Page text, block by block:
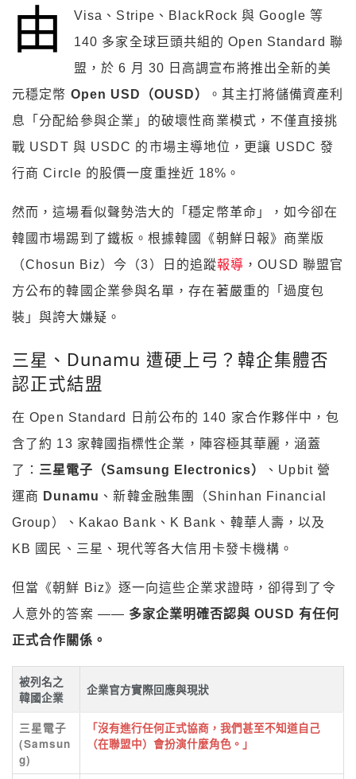
由
Visa、Stripe、BlackRock 與 Google 等
140 多家全球巨頭共組的 Open Standard 聯
盟，於 6 月 30 日高調宣布將推出全新的美
元穩定幣 Open USD（OUSD）
。其主打將儲備資產利
息「分配給參與企業」的破壞性商業模式，不僅直接挑
戰 USDT 與 USDC 的市場主導地位，更讓 USDC 發
行商 Circle 的股價一度重挫近 18%。
然而，這場看似聲勢浩大的「穩定幣革命」，如今卻在
韓國市場踢到了鐵板。根據韓國《朝鮮日報》商業版
（Chosun Biz）今（3）日的追蹤報導 ，OUSD 聯盟官
方公布的韓國企業參與名單，存在著嚴重的「過度包
裝」與誇大嫌疑。
三星、Dunamu 遭硬上弓？韓企集體否
認正式結盟
在 Open Standard 日前公布的 140 家合作夥伴中，包
含了約 13 家韓國指標性企業，陣容極其華麗，涵蓋
了： 三星電子（Samsung Electronics）
、Upbit 營
運商 Dunamu 、新韓金融集團（Shinhan Financial
Group）、Kakao Bank、K Bank、韓華人壽，以及
KB 國民、三星、現代等各大信用卡發卡機構。
但當《朝鮮 Biz》逐一向這些企業求證時，卻得到了令
人意外的答案 —— 多家企業明確否認與 OUSD 有任何
正式合作關係。
被列名之
韓國企業
企業官方實際回應與現狀
三星電子
(Samsun
g)
「沒有進行任何正式協商，我們甚至不知道自己
（在聯盟中）會扮演什麼角色。」